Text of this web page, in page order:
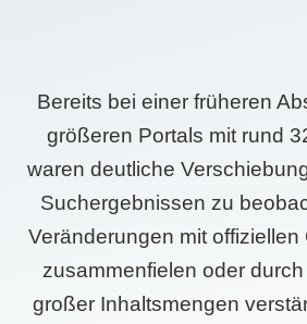
Bereits bei einer früheren
größeren Portals mit rund
waren deutliche
Suchergebnissen zu
Veränderungen mit
zusammenfielen oder
großer Inhaltsmengen